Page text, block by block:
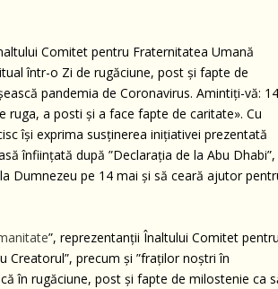
Comitet pentru Fraternitatea Umană
într-o Zi de rugăciune, post și fapte de
pandemia de Coronavirus. Amintiți-vă:
a posti și a face fapte de caritate». Cu
își exprima susținerea inițiativei prezentată
înființată după ”Declarația de la Abu Dhabi”,
Dumnezeu pe 14 mai și să ceară ajutor
”, reprezentanții Înaltului Comitet
Creatorul”, precum și ”fraților noștri în
în rugăciune, post și fapte de milostenie ca